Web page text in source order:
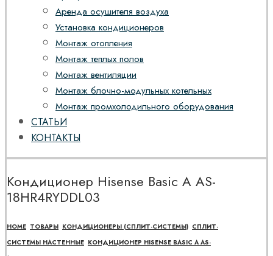
Аренда осушителя воздуха
Установка кондиционеров
Монтаж отопления
Монтаж теплых полов
Монтаж вентиляции
Монтаж блочно-модульных котельных
Монтаж промхолодильного оборудования
СТАТЬИ
КОНТАКТЫ
Кондиционер Hisense Basic A AS-
18HR4RYDDL03
HOME ТОВАРЫ КОНДИЦИОНЕРЫ (СПЛИТ-СИСТЕМЫ) СПЛИТ-
СИСТЕМЫ НАСТЕННЫЕ КОНДИЦИОНЕР HISENSE BASIC A AS-